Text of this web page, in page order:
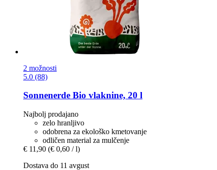
2 možnosti
5.0 (88)
Sonnenerde Bio vlaknine, 20 l
Najbolj prodajano
zelo hranljivo
odobrena za ekološko kmetovanje
odličen material za mulčenje
€ 11,90 (€ 0,60 / l)
Dostava do 11 avgust